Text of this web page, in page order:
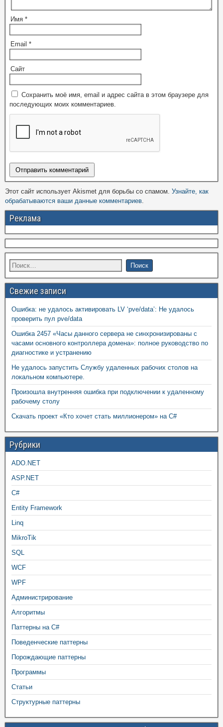
Имя *
Email *
Сайт
Сохранить моё имя, email и адрес сайта в этом браузере для
последующих моих комментариев.
Этот сайт использует Akismet для борьбы со спамом. Узнайте, как
обрабатываются ваши данные комментариев.
Реклама
Свежие записи
Ошибка: не удалось активировать LV ‘pve/data’: Не удалось
проверить пул pve/data
Ошибка 2457 «Часы данного сервера не синхронизированы с
часами основного контроллера домена»: полное руководство по
диагностике и устранению
Не удалось запустить Службу удаленных рабочих столов на
локальном компьютере.
Произошла внутренняя ошибка при подключении к удаленному
рабочему столу
Скачать проект «Кто хочет стать миллионером» на C#
Рубрики
ADO.NET
ASP.NET
C#
Entity Framework
Linq
MikroTik
SQL
WCF
WPF
Администрирование
Алгоритмы
Паттерны на C#
Поведенческие паттерны
Порождающие паттерны
Программы
Статьи
Структурные паттерны